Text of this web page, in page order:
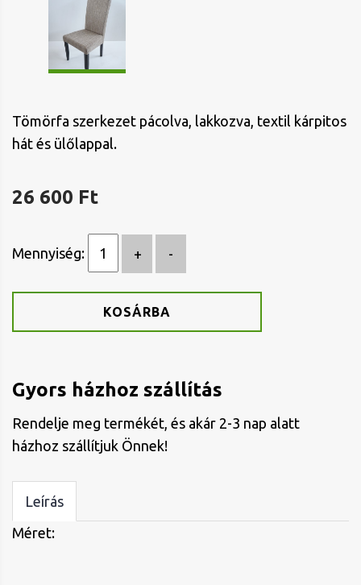
Tömörfa szerkezet pácolva, lakkozva, textil kárpitos
hát és ülőlappal.
26 600 Ft
Mennyiség:
KOSÁRBA
Gyors házhoz szállítás
Rendelje meg termékét, és akár 2-3 nap alatt
házhoz szállítjuk Önnek!
Leírás
Méret: